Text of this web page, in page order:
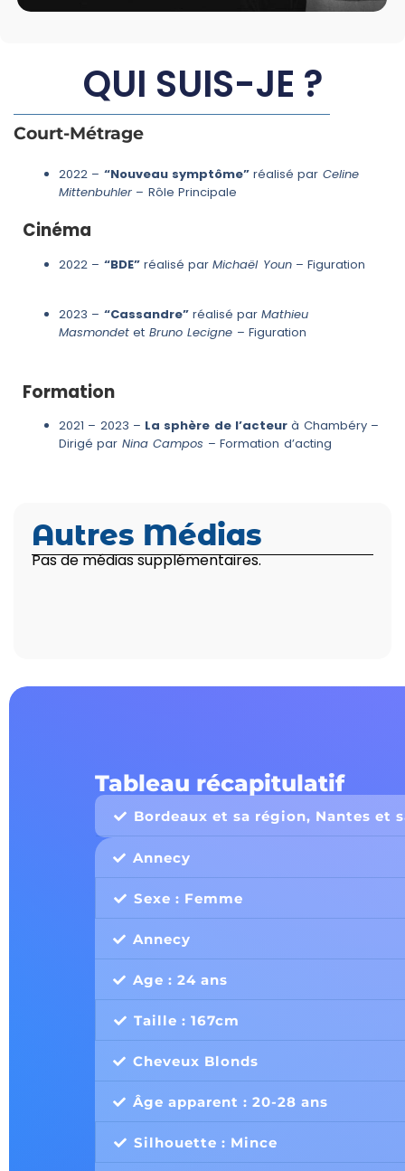
QUI SUIS-JE ?
Court-Métrage
2022 – “Nouveau symptôme” réalisé par Celine
Mittenbuhler – Rôle Principale
Cinéma
2022 – “BDE” réalisé parMichaël Youn – Figuration
2023 – “Cassandre” réalisé parMathieu
Masmondet et Bruno Lecigne – Figuration
Formation
2021 – 2023 – La sphère de l’acteur à Chambéry –
Dirigé par Nina Campos – Formation d’acting
Autres Médias
Pas de médias supplémentaires.
Tableau récapitulatif
Bordeaux et sa région, Nantes et
Annecy
Sexe : Femme
Annecy
Age : 24 ans
Taille : 167cm
Cheveux Blonds
Âge apparent : 20-28 ans
Silhouette : Mince